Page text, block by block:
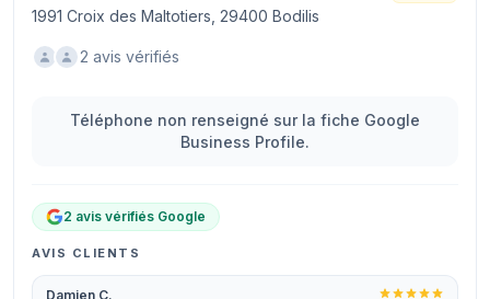
1991 Croix des Maltotiers, 29400 Bodilis
2 avis vérifiés
Téléphone non renseigné sur la fiche Google
Business Profile.
2 avis vérifiés Google
AVIS CLIENTS
Damien C.